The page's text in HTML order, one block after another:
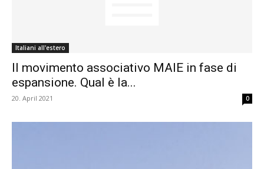
Italiani all'estero
Il movimento associativo MAIE in fase di
espansione. Qual è la...
20. April 2021 0